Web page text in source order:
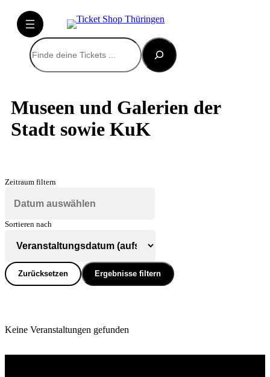
Suchen
Museen und Galerien der
Stadt sowie KuK
Zeitraum filtern
Sortieren nach
Zurücksetzen Ergebnisse filtern
Keine Veranstaltungen gefunden